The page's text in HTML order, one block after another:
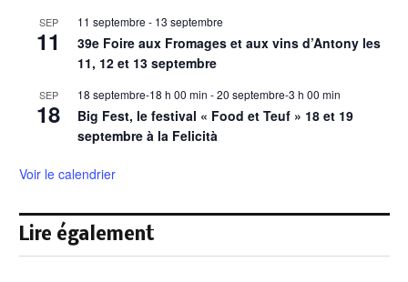
SEP
11
11 septembre - 13 septembre
39e Foire aux Fromages et aux vins d’Antony les
11, 12 et 13 septembre
SEP
18
18 septembre-18 h 00 min -20 septembre-3 h 00 min
Big Fest, le festival « Food et Teuf » 18 et 19
septembre à la Felicità
Voir le calendrier
Lire également